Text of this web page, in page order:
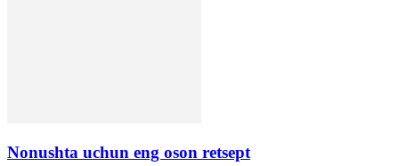
Nonushta uchun eng oson retsept